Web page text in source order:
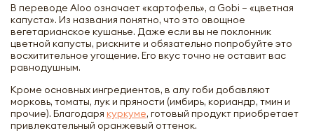
В переводе Aloo означает «картофель», а Gobi – «цветная
капуста». Из названия понятно, что это овощное
вегетарианское кушанье. Даже если вы не поклонник
цветной капусты, рискните и обязательно попробуйте это
восхитительное угощение. Его вкус точно не оставит вас
равнодушным.
Кроме основных ингредиентов, в алу гоби добавляют
морковь, томаты, лук и пряности (имбирь, кориандр, тмин и
прочие). Благодаря куркуме, готовый продукт приобретает
привлекательный оранжевый оттенок.